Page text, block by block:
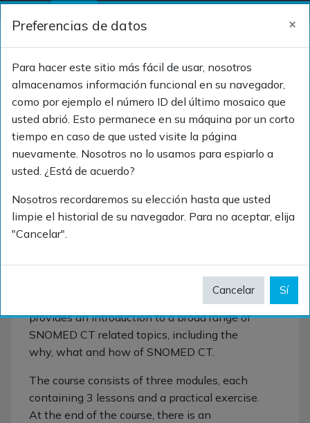
Salta al contenido principal
Panel lateral Acceder
Foundation Course
Foundation
Course
provides an introduction to a broad range of
SNOMED CT related topics, including the
why, what and how of SNOMED CT.
The course consists of three modules, each
containing 3 lessons and a practical exercise.
At the end of the course, there is an
Preferencias de datos ×
Para hacer este sitio más fácil de usar, nosotros
almacenamos información funcional en su navegador,
como por ejemplo el número ID del último mosaico que
usted abrió. Esto permanece en su máquina por un corto
tiempo en caso de que usted visite la página
nuevamente. Nosotros no lo usamos para espiarlo a
usted. ¿Está de acuerdo?
Nosotros recordaremos su elección hasta que usted
limpie el historial de su navegador. Para no aceptar, elija
"Cancelar".
Cancelar Sí